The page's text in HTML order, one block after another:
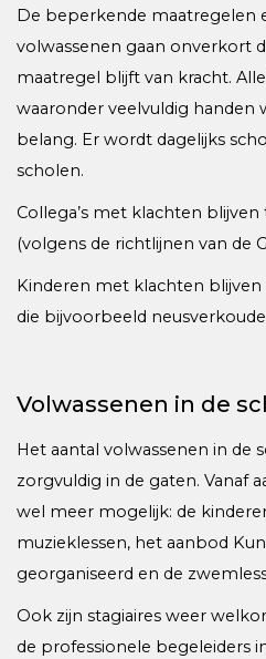
De beperkende maatregelen
volwassenen gaan onverkort
maatregel blijft van kracht.
waaronder veelvuldig handen
belang. Er wordt dagelijks
scholen.
Collega’s met klachten
(volgens de richtlijnen van de
Kinderen met klachten blijven
die bijvoorbeeld
Volwassenen in de
Het aantal volwassenen in de
zorgvuldig in de gaten. Vanaf
wel meer mogelijk: de
muzieklessen, het aanbod
georganiseerd en de
Ook zijn stagiaires weer
de professionele begeleiders